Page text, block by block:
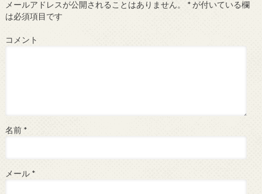
メールアドレスが公開されることはありません。 *が付いている欄
は必須項目です
コメント
名前 *
メール *